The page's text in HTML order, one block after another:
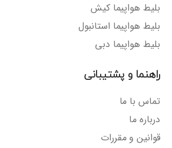
بلیط هواپیما کیش
بلیط هواپیما استانبول
بلیط هواپیما دبی
راهنما و پشتیبانی
تماس با ما
درباره ما
قوانین و مقررات